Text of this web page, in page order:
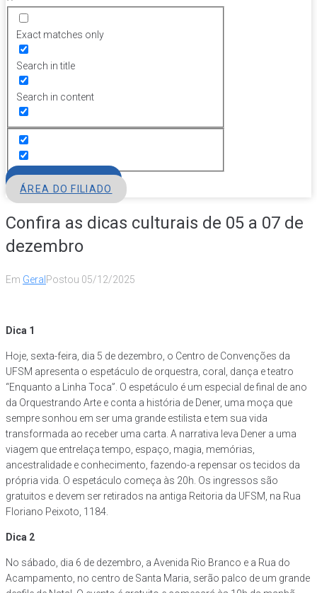
Exact matches only
Search in title
Search in content
ÁREA DO FILIADO
Confira as dicas culturais de 05 a 07 de
dezembro
Em Geral Postou 05/12/2025
Dica 1
Hoje, sexta-feira, dia 5 de dezembro, o Centro de Convenções da
UFSM apresenta o espetáculo de orquestra, coral, dança e teatro
“Enquanto a Linha Toca”. O espetáculo é um especial de final de ano
da Orquestrando Arte e conta a história de Dener, uma moça que
sempre sonhou em ser uma grande estilista e tem sua vida
transformada ao receber uma carta. A narrativa leva Dener a uma
viagem que entrelaça tempo, espaço, magia, memórias,
ancestralidade e conhecimento, fazendo-a repensar os tecidos da
própria vida. O espetáculo começa às 20h. Os ingressos são
gratuitos e devem ser retirados na antiga Reitoria da UFSM, na Rua
Floriano Peixoto, 1184.
Dica 2
No sábado, dia 6 de dezembro, a Avenida Rio Branco e a Rua do
Acampamento, no centro de Santa Maria, serão palco de um grande